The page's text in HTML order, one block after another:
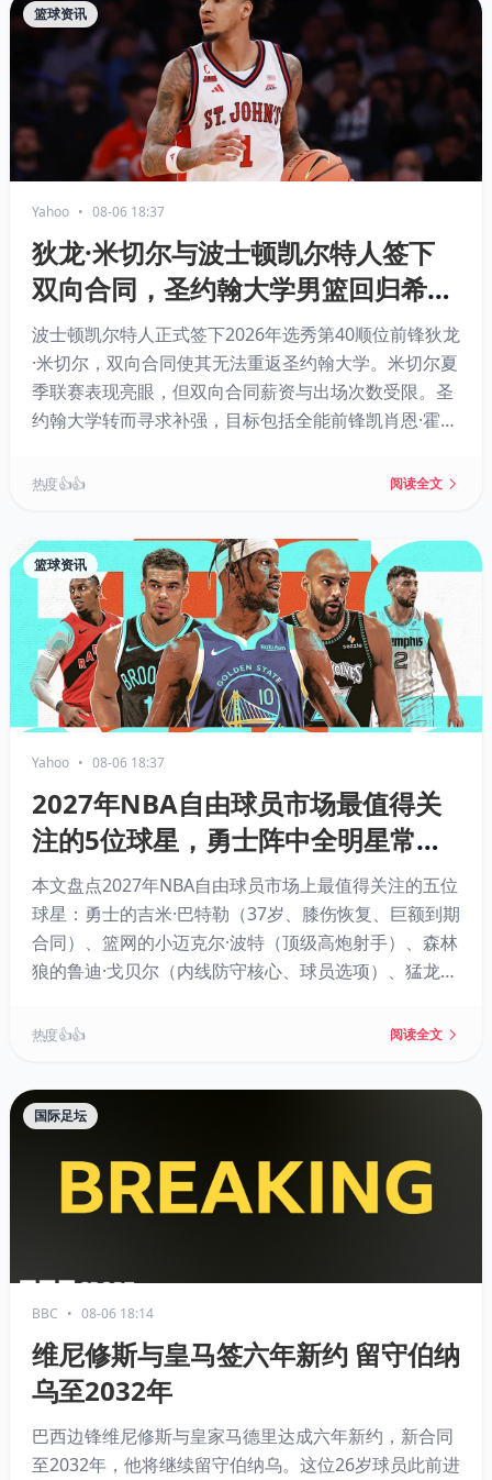
篮球资讯
Yahoo • 08-06 18:37
狄龙·米切尔与波士顿凯尔特人签下
双向合同，圣约翰大学男篮回归希望
破灭
波士顿凯尔特人正式签下2026年选秀第40顺位前锋狄龙
·米切尔，双向合同使其无法重返圣约翰大学。米切尔夏
季联赛表现亮眼，但双向合同薪资与出场次数受限。圣
约翰大学转而寻求补强，目标包括全能前锋凯肖恩·霍
热度 👍👍 阅读全文
篮球资讯
Yahoo • 08-06 18:37
2027年NBA自由球员市场最值得关
注的5位球星，勇士阵中全明星常客
在列
本文盘点2027年NBA自由球员市场上最值得关注的五位
球星：勇士的吉米·巴特勒（37岁、膝伤恢复、巨额到期
合同）、篮网的小迈克尔·波特（顶级高炮射手）、森林
狼的鲁迪·戈贝尔（内线防守核心、球员选项）、猛龙的
姆（高效替补奇兵）。文章结合各队薪资空间、阵容需
交易价值。
热度 👍👍 阅读全文
国际足坛
BBC • 08-06 18:14
维尼修斯与皇马签六年新约 留守伯纳
乌至2032年
巴西边锋维尼修斯与皇家马德里达成六年新约，新合同
至2032年，他将继续留守伯纳乌。这位26岁球员此前进